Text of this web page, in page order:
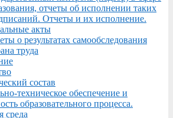
отчеты об исполнении таких
Отчеты и их исполнение.
акты
о результатах самообследования
труда
состав
техническое обеспечение и
образовательного процесса.
среда